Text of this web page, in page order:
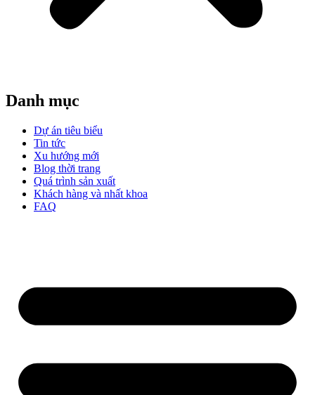
Danh mục
Dự án tiêu biểu
Tin tức
Xu hướng mới
Blog thời trang
Quá trình sản xuất
Khách hàng và nhất khoa
FAQ